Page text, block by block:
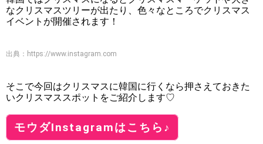
なクリスマスツリーが出たり、色々なところでクリスマス
イベントが開催されます！
出典： https://www.instagram.com
そこで今回はクリスマスに韓国に行くなら押さえておきた
いクリスマススポットをご紹介します♡
モウダInstagramはこちら♪